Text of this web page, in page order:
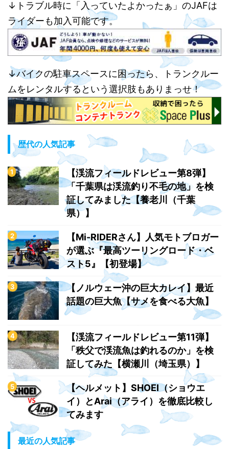
↓トラブル時に「入っていたよかったぁ」のJAFは
ライダーも加入可能です。
↓バイクの駐車スペースに困ったら、トランクルー
ムをレンタルするという選択肢もありまっせ！
歴代の人気記事
【渓流フィールドレビュー第8弾】
「千葉県は渓流釣り不毛の地」を検
証してみました【養老川（千葉
県）】
【Mi-RIDERさん】人気モトブロガー
が選ぶ『最高ツーリングロード・ベ
スト5』【初登場】
【ノルウェー沖の巨大カレイ】最近
話題の巨大魚【サメを食べる大魚】
【渓流フィールドレビュー第11弾】
「秩父で渓流魚は釣れるのか」を検
証してみた【横瀬川（埼玉県）】
【ヘルメット】SHOEI（ショウエ
イ）とArai（アライ）を徹底比較し
てみます
最近の人気記事